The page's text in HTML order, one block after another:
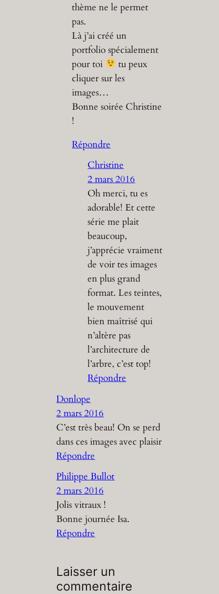
thème ne le permet
pas.
Là j’ai créé un
portfolio spécialement
pour toi
tu peux
cliquer sur les
images…
Bonne soirée Christine
!
Répondre
Christine
2 mars 2016
Oh merci, tu es
adorable! Et cette
série me plait
beaucoup,
j’apprécie vraiment
de voir tes images
en plus grand
format. Les teintes,
le mouvement
bien maîtrisé qui
n’altère pas
l’architecture de
l’arbre, c’est top!
Répondre
Donlope
2 mars 2016
C’est très beau! On se perd
dans ces images avec plaisir
Répondre
Philippe Bullot
2 mars 2016
Jolis vitraux !
Bonne journée Isa.
Répondre
Laisser un
commentaire